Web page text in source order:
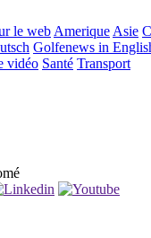
le web Amerique Asie
Golfenews in
vidéo Santé Transport